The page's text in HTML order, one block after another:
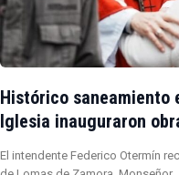
Histórico saneamiento
Iglesia inauguraron
El intendente Federico Otermín